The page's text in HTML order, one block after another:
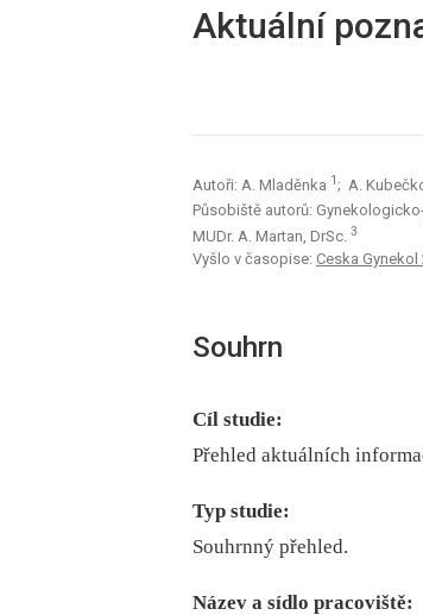
Aktuální
Autoři: A. Mladěnka 1 ; A.
Působiště autorů:
MUDr. A. Martan, DrSc. 3
Vyšlo v časopise: Ceska Gynekol
Souhrn
Cíl studie:
Přehled aktuálních
Typ studie:
Souhrnný přehled.
Název a sídlo pracoviště: